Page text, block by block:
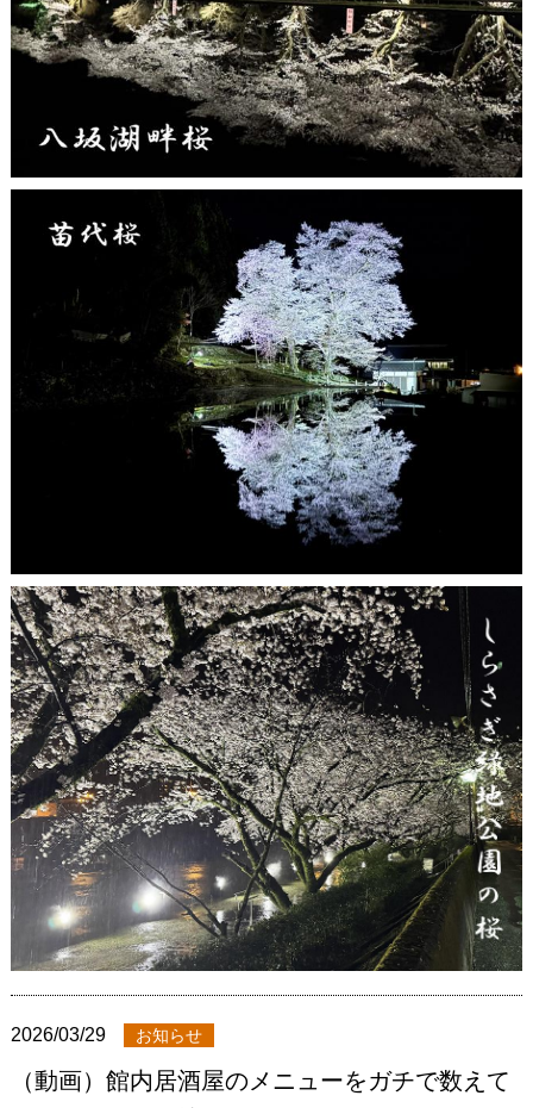
2026/03/29 お知らせ
（動画）館内居酒屋のメニューをガチで数えて